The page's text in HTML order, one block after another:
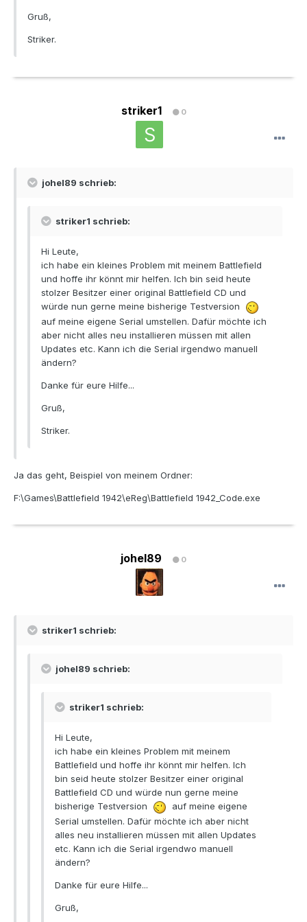
Gruß,
Striker.
striker1 0
johel89 schrieb:
striker1 schrieb:
Hi Leute,
ich habe ein kleines Problem mit meinem Battlefield
und hoffe ihr könnt mir helfen. Ich bin seid heute
stolzer Besitzer einer original Battlefield CD und
würde nun gerne meine bisherige Testversion
auf meine eigene Serial umstellen. Dafür möchte ich
aber nicht alles neu installieren müssen mit allen
Updates etc. Kann ich die Serial irgendwo manuell
ändern?
Danke für eure Hilfe...
Gruß,
Striker.
Ja das geht, Beispiel von meinem Ordner:
F:\Games\Battlefield 1942\eReg\Battlefield 1942_Code.exe
johel89 0
striker1 schrieb:
johel89 schrieb:
striker1 schrieb:
Hi Leute,
ich habe ein kleines Problem mit meinem
Battlefield und hoffe ihr könnt mir helfen. Ich
bin seid heute stolzer Besitzer einer original
Battlefield CD und würde nun gerne meine
bisherige Testversion
auf meine eigene
Serial umstellen. Dafür möchte ich aber nicht
alles neu installieren müssen mit allen Updates
etc. Kann ich die Serial irgendwo manuell
ändern?
Danke für eure Hilfe...
Gruß,